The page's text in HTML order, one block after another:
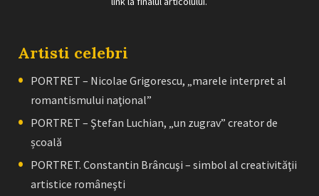
Artisti celebri
PORTRET – Nicolae Grigorescu, „marele interpret al
romantismului naţional”
PORTRET – Ştefan Luchian, „un zugrav” creator de
școală
PORTRET. Constantin Brâncuşi – simbol al creativităţii
artistice româneşti